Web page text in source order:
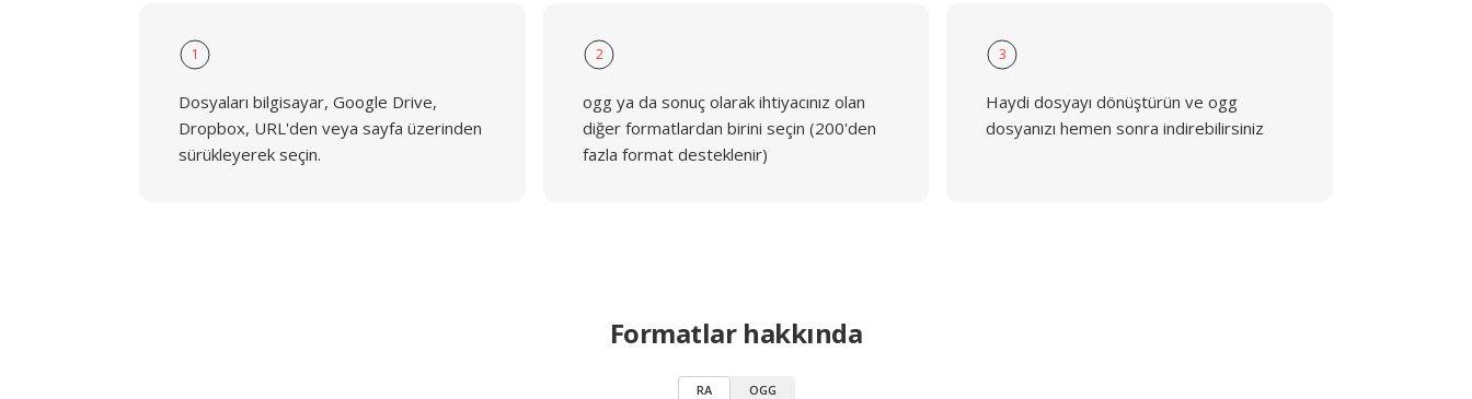
1
Dosyaları bilgisayar, Google Drive,
Dropbox, URL'den veya sayfa üzerinden
sürükleyerek seçin.
2
ogg ya da sonuç olarak ihtiyacınız olan
diğer formatlardan birini seçin (200'den
fazla format desteklenir)
3
Haydi dosyayı dönüştürün ve ogg
dosyanızı hemen sonra indirebilirsiniz
Formatlar hakkında
RA OGG